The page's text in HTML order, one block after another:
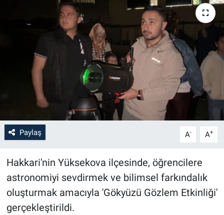
Paylaş A- A+
Hakkari'nin Yüksekova ilçesinde, öğrencilere
astronomiyi sevdirmek ve bilimsel farkındalık
oluşturmak amacıyla 'Gökyüzü Gözlem Etkinliği'
gerçekleştirildi.